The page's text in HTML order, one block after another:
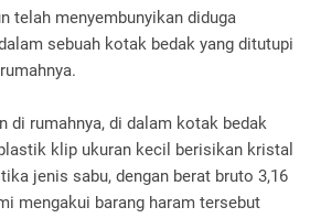
telah menyembunyikan diduga
sebuah kotak bedak yang ditutupi
di rumahnya, di dalam kotak bedak
klip ukuran kecil berisikan kristal
jenis sabu, dengan berat bruto 3,16
mengakui barang haram tersebut